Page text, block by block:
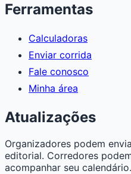
Ferramentas
Calculadoras
Enviar corrida
Fale conosco
Minha área
Atualizações
Organizadores podem
editorial. Corredores
acompanhar seu calendário.